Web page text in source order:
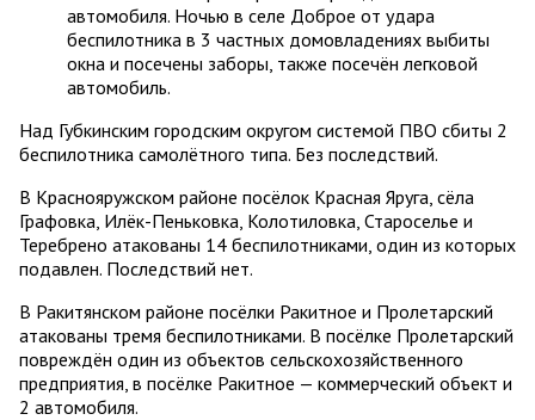
автомобиля. Ночью в селе Доброе от удара
беспилотника в 3 частных домовладениях выбиты
окна и посечены заборы, также посечён легковой
автомобиль.
Над Губкинским городским округом системой ПВО сбиты 2
беспилотника самолётного типа. Без последствий.
В Краснояружском районе посёлок Красная Яруга, сёла
Графовка, Илёк-Пеньковка, Колотиловка, Староселье и
Теребрено атакованы 14 беспилотниками, один из которых
подавлен. Последствий нет.
В Ракитянском районе посёлки Ракитное и Пролетарский
атакованы тремя беспилотниками. В посёлке Пролетарский
повреждён один из объектов сельскохозяйственного
предприятия, в посёлке Ракитное — коммерческий объект и
2 автомобиля.